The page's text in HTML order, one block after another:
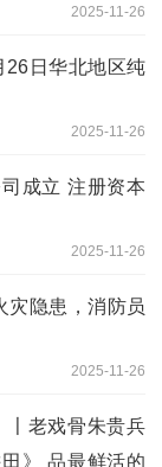
2025-11-26
26日华北地区纯
2025-11-26
成立 注册资本
2025-11-26
灾隐患，消防员
2025-11-26
〡老戏骨朱贵兵
》 品最鲜活的